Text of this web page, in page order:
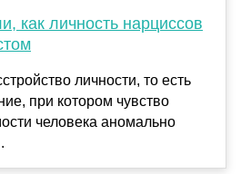
как личность нарциссов
личности, то есть
при котором чувство
человека аномально